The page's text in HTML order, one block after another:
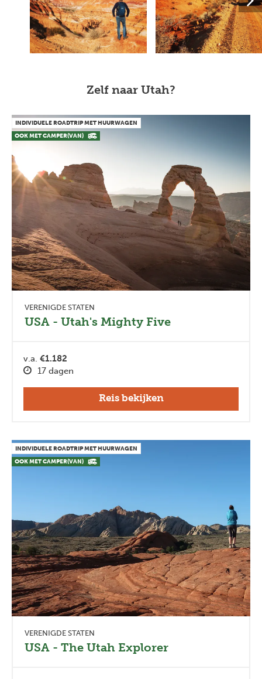
Zelf naar Utah?
INDIVIDUELE ROADTRIP MET HUURWAGEN
OOK MET CAMPER(VAN)
VERENIGDE STATEN
USA - Utah's Mighty Five
v.a. €1.182
17 dagen
Reis bekijken
INDIVIDUELE ROADTRIP MET HUURWAGEN
OOK MET CAMPER(VAN)
VERENIGDE STATEN
USA - The Utah Explorer